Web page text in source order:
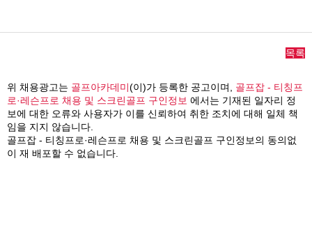
목록
위 채용광고는 골프아카데미(이)가 등록한 공고이며, 골프잡 - 티칭프
로·레슨프로 채용 및 스크린골프 구인정보 에서는 기재된 일자리 정
보에 대한 오류와 사용자가 이를 신뢰하여 취한 조치에 대해 일체 책
임을 지지 않습니다.
골프잡 - 티칭프로·레슨프로 채용 및 스크린골프 구인정보의 동의없
이 재 배포할 수 없습니다.